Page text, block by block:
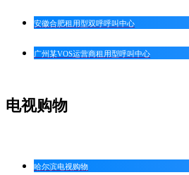
安徽合肥租用型双呼呼叫中心
广州某VOS运营商租用型呼叫中心
电视购物
哈尔滨电视购物